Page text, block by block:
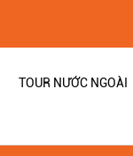
TOUR NƯỚC NGOÀI